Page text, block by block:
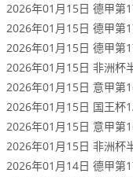
2026年01月15日 德甲第
2026年01月15日 德甲第
2026年01月15日 德甲第
2026年01月15日 非洲杯
2026年01月15日 意甲第
2026年01月15日 国王杯
2026年01月15日 意甲第
2026年01月15日 非洲杯
2026年01月14日 德甲第